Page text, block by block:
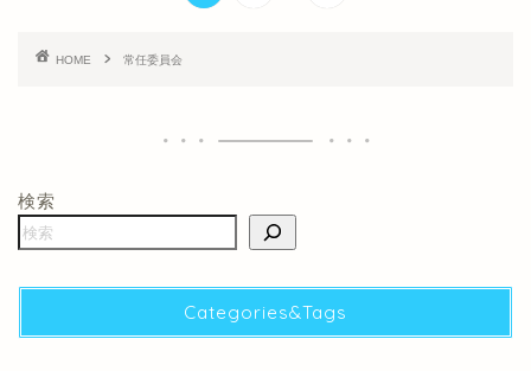
HOME 常任委員会
検索
Categories&Tags